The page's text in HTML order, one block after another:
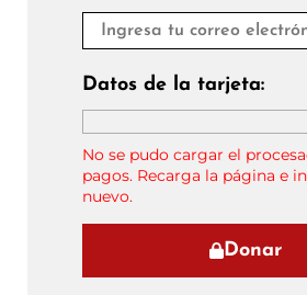
Datos de la tarjeta:
No se pudo cargar el
pagos. Recarga la página e
nuevo.
Donar